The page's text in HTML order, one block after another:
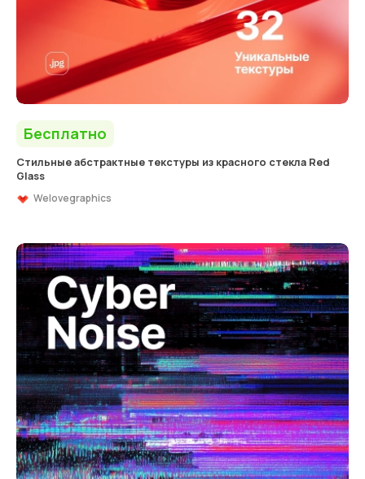
Бесплатно
Стильные абстрактные текстуры из красного стекла Red
Glass
Welovegraphics